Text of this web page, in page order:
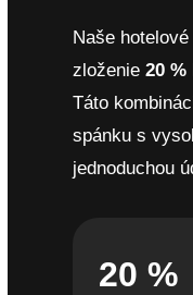
Naše
zloženie 20 %
Táto
spánku s
jednoduchou
20 %